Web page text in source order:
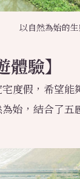
以自然為始的
體驗】
度假，希望
始，結合了